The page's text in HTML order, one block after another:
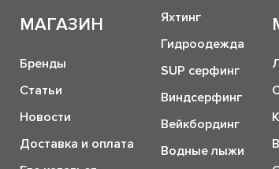
МАГАЗИН
Бренды
Статьи
Новости
Доставка и оплата
Яхтинг
Гидроодежда
SUP серфинг
Виндсерфинг
Вейкбординг
Водные лыжи